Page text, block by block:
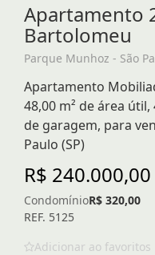
Apartamento
Bartolomeu
Parque Munhoz - São
Apartamento
48,00 m² de área
de garagem, para
Paulo (SP)
R$ 240.000,00
CondomínioR$ 320,00
REF. 5125
Adicionar ao favoritos